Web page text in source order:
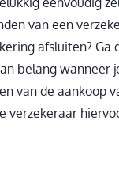
van een
afsluiten? Ga
belang wanneer
van de aankoop
verzekeraar